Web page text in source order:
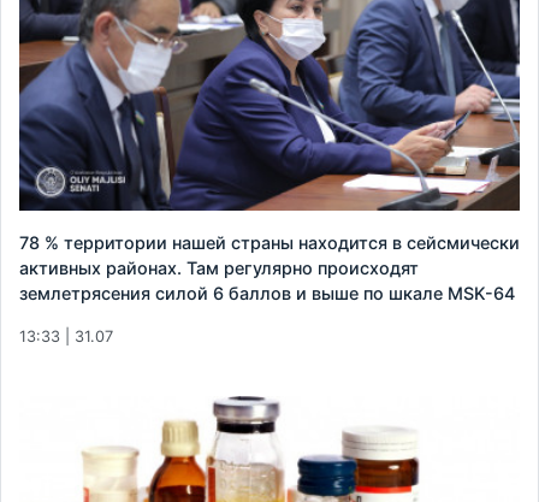
78 % территории нашей страны находится в сейсмически
активных районах. Там регулярно происходят
землетрясения силой 6 баллов и выше по шкале MSK-64
13:33 | 31.07